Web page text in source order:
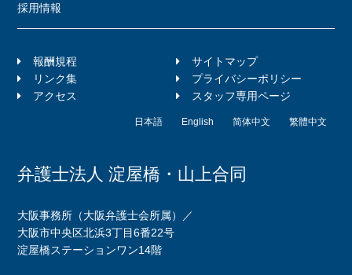
採用情報
報酬規程
サイトマップ
リンク集
プライバシーポリシー
アクセス
スタッフ専用ページ
日本語 English 简体中文 繁體中文
弁護士法人 淀屋橋・山上合同
大阪事務所（大阪弁護士会所属）／
大阪市中央区北浜3丁目6番22号
淀屋橋ステーションワン14階